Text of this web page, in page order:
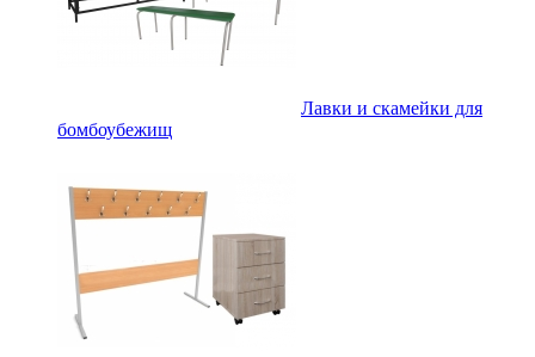
Лавки и скамейки для
бомбоубежищ